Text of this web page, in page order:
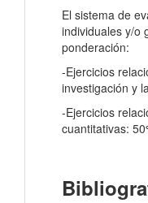
El sistema de
individuales y/o
ponderación:
-Ejercicios
investigación y
-Ejercicios
cuantitativas: